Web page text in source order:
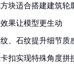
方块适合搭建建筑轮
效果让模型更生动
纹、石纹提升细节质
卡扣实现特殊角度拼